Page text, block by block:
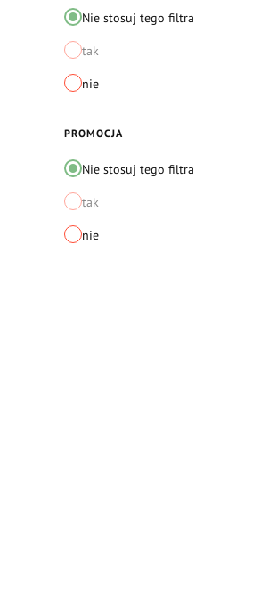
Nie stosuj tego filtra
tak
nie
PROMOCJA
Nie stosuj tego filtra
tak
nie